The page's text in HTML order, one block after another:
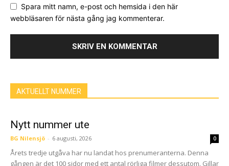
Spara mitt namn, e-post och hemsida i den här
webbläsaren för nästa gång jag kommenterar.
AKTUELLT NUMMER
Nytt nummer ute
BG Nilensjö - 6 augusti, 2026 0
Årets tredje utgåva har nu landat hos prenumeranterna. Denna
gången är det 100 sidor med ett antal rörliga filmer dessutom. Gillar